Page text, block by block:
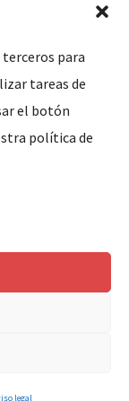
para
tareas de
el botón
política de
legal